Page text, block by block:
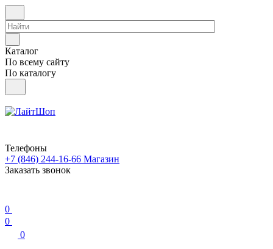
Каталог
По всему сайту
По каталогу
Телефоны
+7 (846) 244-16-66 Магазин
Заказать звонок
0
0
0